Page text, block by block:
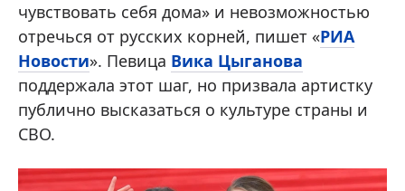
чувствовать себя дома» и невозможностью
отречься от русских корней, пишет «РИА
Новости». Певица Вика Цыганова
поддержала этот шаг, но призвала артистку
публично высказаться о культуре страны и
СВО.